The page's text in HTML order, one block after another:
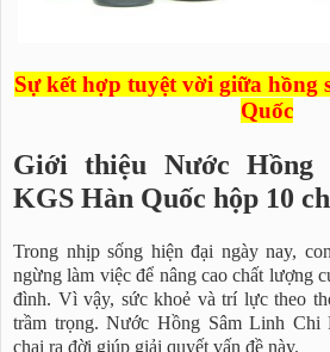
Sự kết hợp tuyệt vời giữa hồng
Quốc
Giới thiệu Nước Hồng
KGS Hàn Quốc hộp 10
Trong nhịp sống hiện đại ngày nay,
ngừng làm việc để nâng cao chất lượng
đình. Vì vậy, sức khoẻ và trí lực theo
trầm trọng. Nước Hồng Sâm Linh
chai ra đời giúp giải quyết vấn đề này.